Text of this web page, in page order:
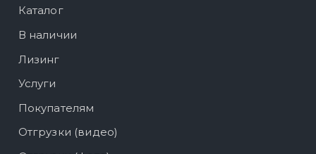
Каталог
В наличии
Лизинг
Услуги
Покупателям
Отгрузки (видео)